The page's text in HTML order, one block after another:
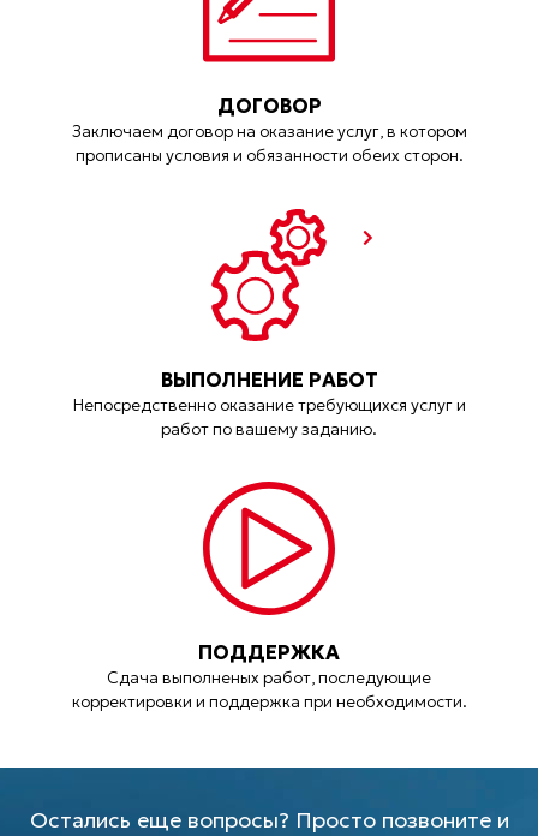
ДОГОВОР
Заключаем договор на оказание услуг, в котором
прописаны условия и обязанности обеих сторон.
ВЫПОЛНЕНИЕ РАБОТ
Непосредственно оказание требующихся услуг и
работ по вашему заданию.
ПОДДЕРЖКА
Сдача выполненых работ, последующие
корректировки и поддержка при необходимости.
Остались еще вопросы? Просто позвоните и